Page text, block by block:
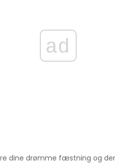
ad
dine drømme fæstning og